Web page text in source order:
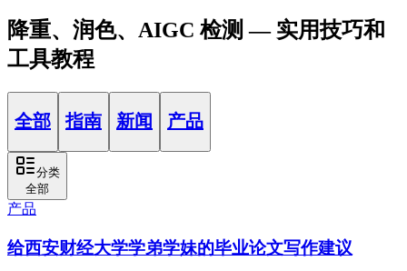
降重、润色、AIGC 检测 — 实用技巧和
工具教程
全部 指南 新闻 产品
分类
全部
产品
给西安财经大学学弟学妹的毕业论文写作建议